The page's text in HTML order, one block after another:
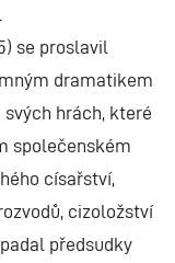
se proslavil
dramatikem
hrách, které
společenském
císařství,
cizoložství
předsudky